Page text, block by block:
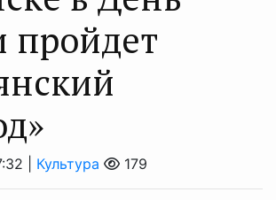
пройдет
| Культура 179